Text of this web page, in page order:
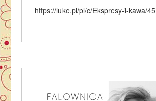
https://luke.pl/pl/c/Ekspresy-i-kawa/45